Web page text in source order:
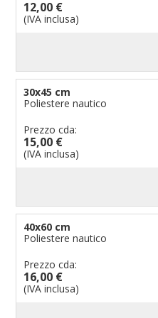
Bandiere per musicisti
pennoni per bandiere
12,00 €
(IVA inclusa)
30x45 cm
Poliestere nautico
Prezzo cda:
15,00 €
(IVA inclusa)
40x60 cm
Poliestere nautico
Prezzo cda:
16,00 €
(IVA inclusa)